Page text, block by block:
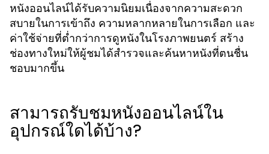
หนังออนไลน์ได้รับความนิยมเนื่องจากความสะดวก
สบายในการเข้าถึง ความหลากหลายในการเลือก และ
ค่าใช้จ่ายที่ต่ำกว่าการดูหนังในโรงภาพยนตร์ สร้าง
ช่องทางใหม่ให้ผู้ชมได้สำรวจและค้นหาหนังที่ตนชื่น
ชอบมากขึ้น
สามารถรับชมหนังออนไลน์ใน
อุปกรณ์ใดได้บ้าง?